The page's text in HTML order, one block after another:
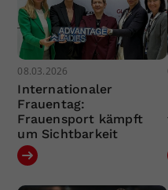
08.03.2026
Internationaler
Frauentag:
Frauensport kämpft
um Sichtbarkeit